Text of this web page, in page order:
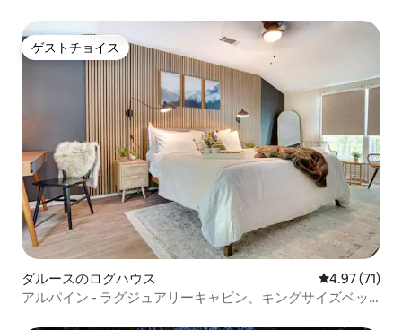
ゲストチョイス
ゲストチョイス
ダルースのログハウス レビュー71
4.97 (71)
アルパイン - ラグジュアリーキャビン、キングサイズベッ